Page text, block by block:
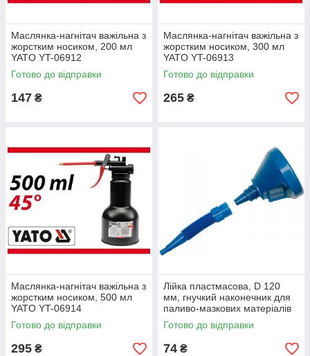
Маслянка-нагнітач важільна з
жорстким носиком, 200 мл
YATO YT-06912
Готово до відправки
147 ₴
Маслянка-нагнітач важільна з
жорстким носиком, 300 мл
YATO YT-06913
Готово до відправки
265 ₴
Маслянка-нагнітач важільна з
жорстким носиком, 500 мл
YATO YT-06914
Готово до відправки
295 ₴
Лійка пластмасова, D 120
мм, гнучкий наконечник для
паливо-мазкових матеріалів
VOREL
Готово до відправки
74 ₴